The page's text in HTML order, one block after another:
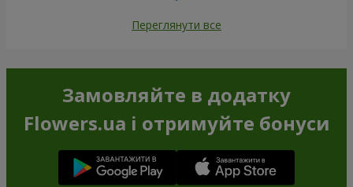
Переглянути все
Замовляйте в додатку
Flowers.ua і отримуйте бонуси